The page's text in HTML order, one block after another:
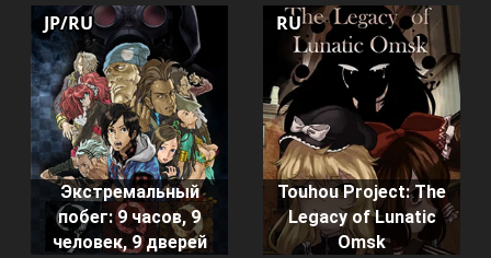
Экстремальный
побег: 9 часов, 9
человек, 9 дверей
JP/RU
Touhou Project: The
Legacy of Lunatic
Omsk
RU